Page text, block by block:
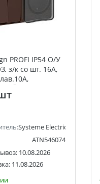
PROFI IP54 О/У
з/к со шт. 16А,
Systeme
Electric)
Systeme Electric (ранее
ATN546074
10.08.2026
11.08.2026